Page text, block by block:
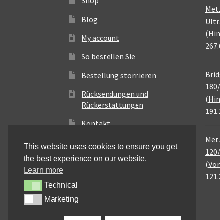
Blog
My account
So bestellen Sie
Bestellung stornieren
Rücksendungen und
Rückerstattungen
Kontakt
This website uses cookies to ensure you get
the best experience on our website.
Learn more
TechnicalTechnical
MarketingMarketing